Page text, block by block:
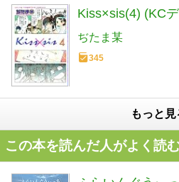
Kiss×sis(4) (KC
ぢたま某
345
もっと見
この本を読んだ人がよく読